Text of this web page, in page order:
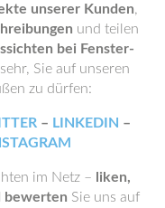
unserer Kunden,
und teilen
bei Fenster-
Sie auf unseren
zu dürfen:
– LINKEDIN –
im Netz –
liken,
bewerten Sie uns auf